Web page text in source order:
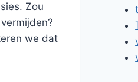
Zou
we dat